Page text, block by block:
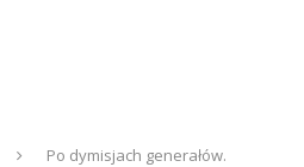
Po dymisjach generałów.